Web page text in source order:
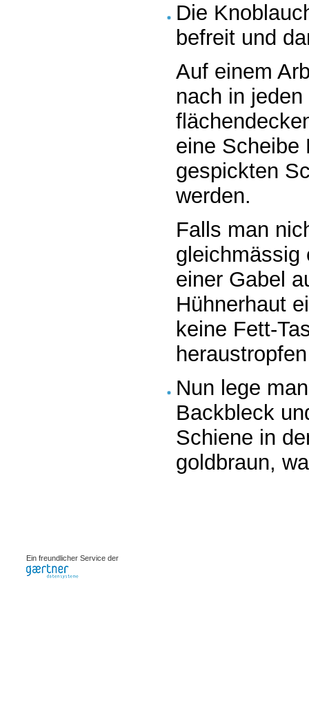
Die
befreit und
Auf einem
nach in
eine Scheibe
gespickten
werden.
Falls man
gleichmässig
einer Gabel
Hühnerhaut
keine Fett-
Nun lege
Backbleck
Schiene in
goldbraun,
Ein freundlicher Service der